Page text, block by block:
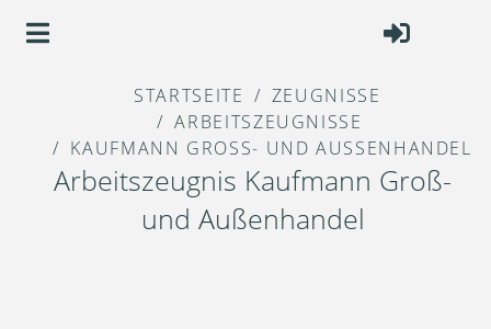
STARTSEITE
ZEUGNISSE
ARBEITSZEUGNISSE
KAUFMANN GROSS- UND AUSSENHANDEL
Arbeitszeugnis Kaufmann Groß-
und Außenhandel